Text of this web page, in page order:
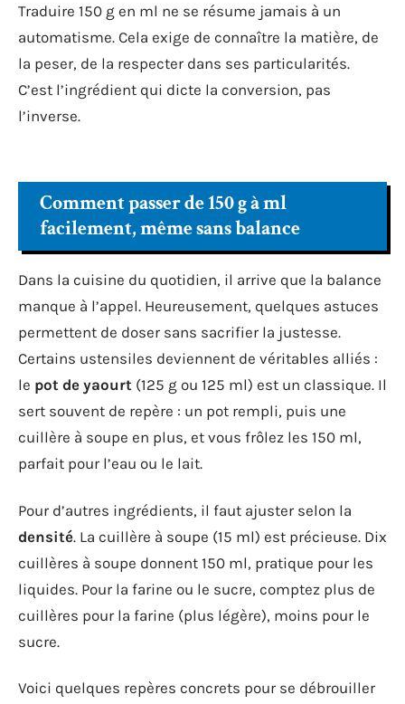
Traduire 150 g en ml ne se résume jamais à un
automatisme. Cela exige de connaître la matière, de
la peser, de la respecter dans ses particularités.
C’est l’ingrédient qui dicte la conversion, pas
l’inverse.
Comment passer de 150 g à ml
facilement, même sans balance
Dans la cuisine du quotidien, il arrive que la balance
manque à l’appel. Heureusement, quelques astuces
permettent de doser sans sacrifier la justesse.
Certains ustensiles deviennent de véritables alliés :
le pot de yaourt (125 g ou 125 ml) est un classique. Il
sert souvent de repère : un pot rempli, puis une
cuillère à soupe en plus, et vous frôlez les 150 ml,
parfait pour l’eau ou le lait.
Pour d’autres ingrédients, il faut ajuster selon la
densité. La cuillère à soupe (15 ml) est précieuse. Dix
cuillères à soupe donnent 150 ml, pratique pour les
liquides. Pour la farine ou le sucre, comptez plus de
cuillères pour la farine (plus légère), moins pour le
sucre.
Voici quelques repères concrets pour se débrouiller